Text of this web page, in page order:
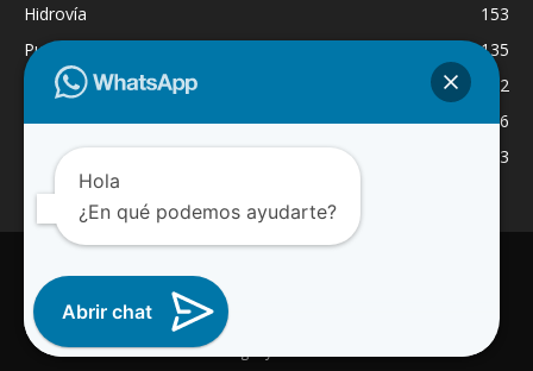
Hidrovía
153
Puertos
135
Economía
132
Nacionales
126
Dragado
123
LOGISTICA
INTERNACIONAL
© 2025 Paraguay Fluvial Noticias
Hola
¿En qué podemos ayudarte?
Abrir chat